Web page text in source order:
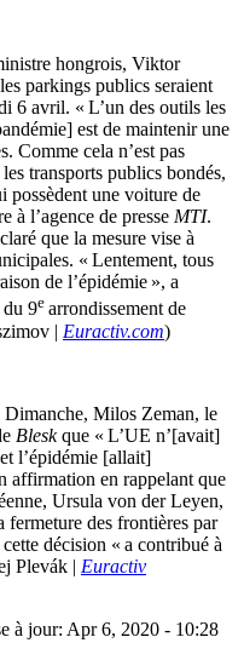
hongrois, Viktor
parkings publics seraient
6 avril. « L’un des outils les
est de maintenir une
Comme cela n’est pas
transports publics bondés,
possèdent une voiture de
à l’agence de presse MTI.
que la mesure vise à
« Lentement, tous
de l’épidémie », a
9e arrondissement de
| Euractiv.com)
Dimanche, Milos Zeman, le
Bleskque « L’UE n’[avait]
l’épidémie [allait]
affirmation en rappelant que
Ursula von der Leyen,
fermeture des frontières par
décision « a contribué à
Plevák | Euractiv
à jour: Apr 6, 2020 - 10:28